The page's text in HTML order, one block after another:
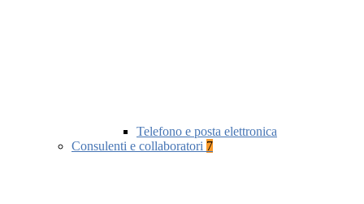
Telefono e posta elettronica
Consulenti e collaboratori 7